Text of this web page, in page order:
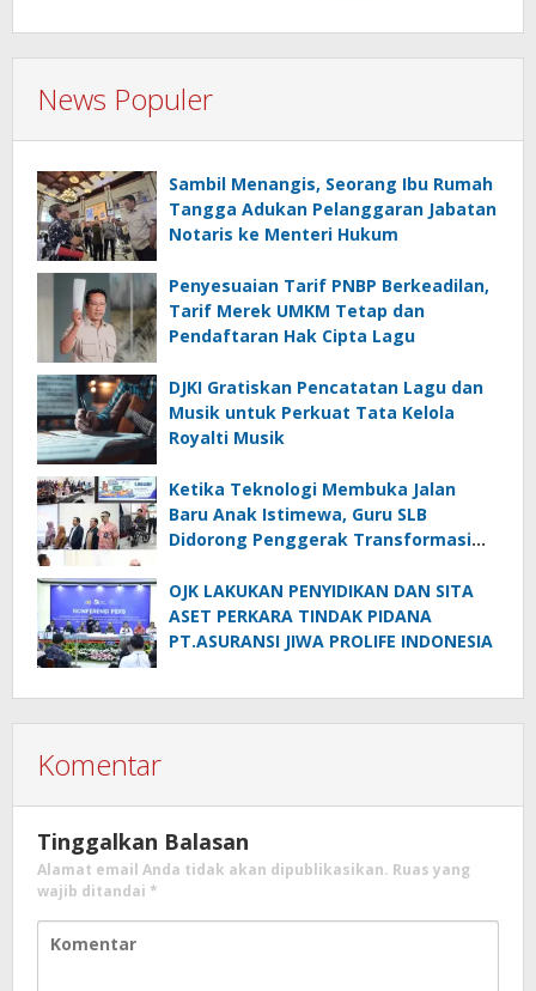
News Populer
Sambil Menangis, Seorang Ibu Rumah
Tangga Adukan Pelanggaran Jabatan
Notaris ke Menteri Hukum
Penyesuaian Tarif PNBP Berkeadilan,
Tarif Merek UMKM Tetap dan
Pendaftaran Hak Cipta Lagu
DJKI Gratiskan Pencatatan Lagu dan
Musik untuk Perkuat Tata Kelola
Royalti Musik
Ketika Teknologi Membuka Jalan
Baru Anak Istimewa, Guru SLB
Didorong Penggerak Transformasi
OJK LAKUKAN PENYIDIKAN DAN SITA
ASET PERKARA TINDAK PIDANA
PT.ASURANSI JIWA PROLIFE INDONESIA
Komentar
Tinggalkan Balasan
Alamat email Anda tidak akan dipublikasikan. Ruas yang
wajib ditandai *